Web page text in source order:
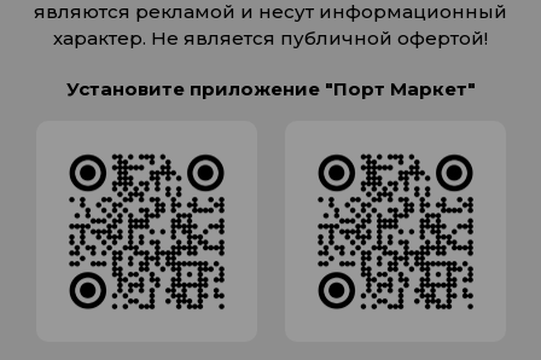
являются рекламой и несут информационный
характер. Не является публичной офертой!
Установите приложение "Порт Маркет"